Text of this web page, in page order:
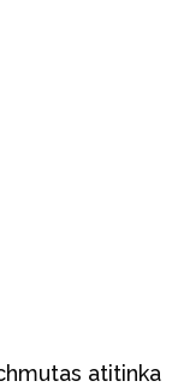
atitinka